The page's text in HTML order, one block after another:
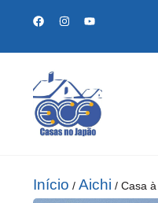
Início / Aichi / Casa